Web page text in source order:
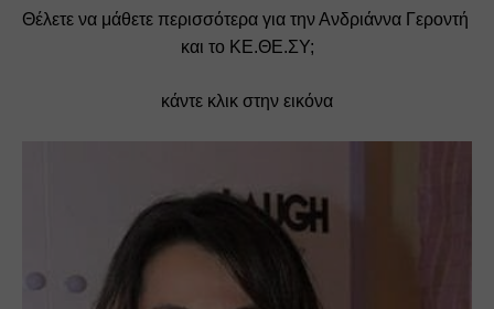
Θέλετε να μάθετε περισσότερα για την Ανδριάννα Γεροντή
και το ΚΕ.ΘΕ.ΣΥ;
κάντε κλικ στην εικόνα